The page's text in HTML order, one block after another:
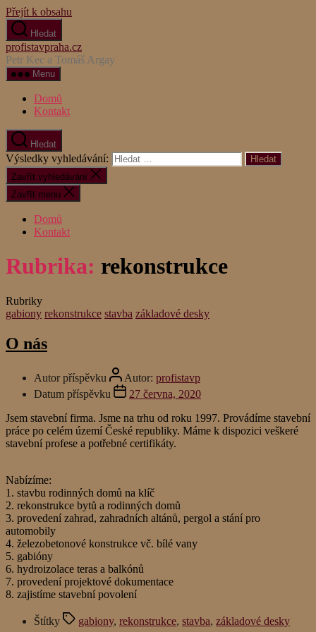
Přejít k obsahu
Hledat
profistavpraha.cz
Petr Kec a Tomáš Argay
Menu
Domů
Kontakt
Hledat
Výsledky vyhledávání:
Zavřít vyhledávání
Zavřít menu
Domů
Kontakt
Rubrika: rekonstrukce
Rubriky
gabiony rekonstrukce stavba základové desky
O nás
Autor příspěvku Autor: profistavp
Datum příspěvku
27 června, 2020
Jsem stavební firma. Jsme na trhu od roku 1997. Provádíme stavební
práce po celém území České republiky. Máme k dispozici veškeré
stavební profese a potřebné certifikáty.
Nabízíme:
1. stavbu rodinných domů na klíč
2. rekonstrukce bytů a rodinných domů
3. provedení zahrad, zahradních altánů, pergol a stání pro
automobily
4. železobetonové konstrukce vč. bílé vany
5. gabióny
6. hydroizolace teras a balkónů
7. provedení projektové dokumentace
8. zajistíme stavební povolení
Štítky gabiony, rekonstrukce, stavba, základové desky